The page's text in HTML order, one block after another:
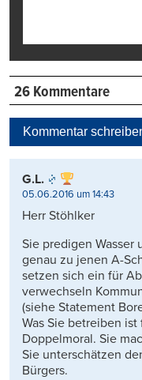
26 Kommentare
Kommentar
G.L.
05.06.2016 um 14:43
Herr Stöhlker
Sie predigen Wasser
genau zu jenen A-
setzen sich ein für
verwechseln
(siehe Statement
Was Sie betreiben
Doppelmoral. Sie
Sie unterschätzen
Bürgers.